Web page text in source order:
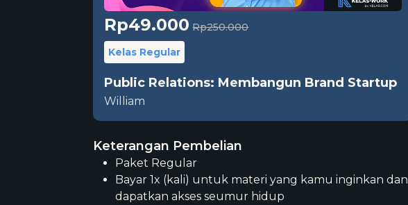
Rp49.000 Rp250.000
Kelas Regular
Public Relations: Membangun Brand Startup
William
Keterangan Pembelian
Paket Regular
Bayar 1x (kali) untuk materi yang kamu inginkan dan
dapatkan akses seumur hidup